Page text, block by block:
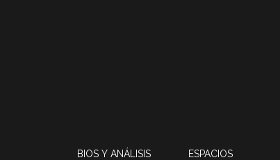
BIOS Y ANÁLISIS
ESPACIOS